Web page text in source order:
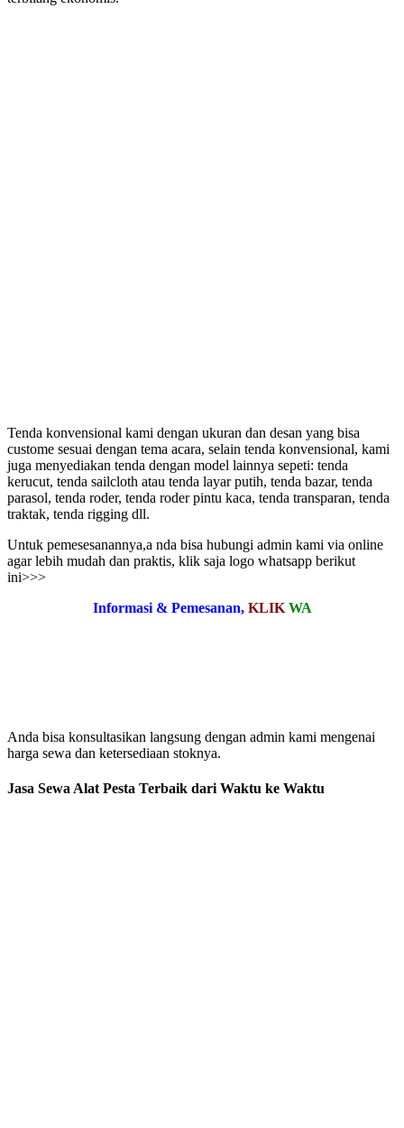
Tenda konvensional kami dengan ukuran dan desan yang bisa
custome sesuai dengan tema acara, selain tenda konvensional, kami
juga menyediakan tenda dengan model lainnya sepeti: tenda
kerucut, tenda sailcloth atau tenda layar putih, tenda bazar, tenda
parasol, tenda roder, tenda roder pintu kaca, tenda transparan, tenda
traktak, tenda rigging dll.
Untuk pemesesanannya,a nda bisa hubungi admin kami via online
agar lebih mudah dan praktis, klik saja logo whatsapp berikut
ini>>>
Informasi & Pemesanan, KLIK WA
Anda bisa konsultasikan langsung dengan admin kami mengenai
harga sewa dan ketersediaan stoknya.
Jasa Sewa Alat Pesta Terbaik dari Waktu ke Waktu